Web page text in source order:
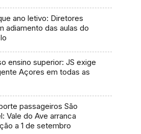
ano letivo: Diretores
adiamento das aulas do
ensino superior: JS exige
Açores em todas as
passageiros São
Vale do Ave arranca
a 1 de setembro